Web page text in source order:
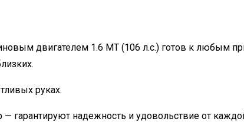
двигателем 1.6 MT (106 л.с.) готов к любым
руках.
гарантируют надежность и удовольствие от